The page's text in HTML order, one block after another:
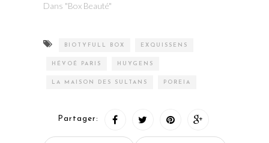
Dans "Box Beauté"
BIOTYFULL BOX EXQUISSENS
HÉVOÉ PARIS HUYGENS
LA MAISON DES SULTANS POREIA
Partager: